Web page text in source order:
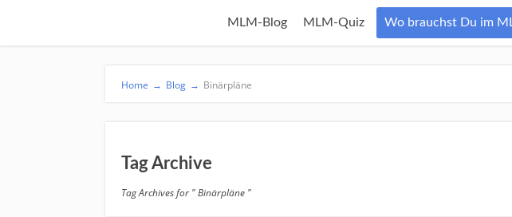
MLM-Blog MLM-Quiz Wo brauchst Du im
Home → Blog → Binärpläne
Tag Archive
Tag Archives for " Binärpläne "